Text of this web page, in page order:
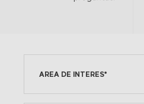
AREA DE INTERES*